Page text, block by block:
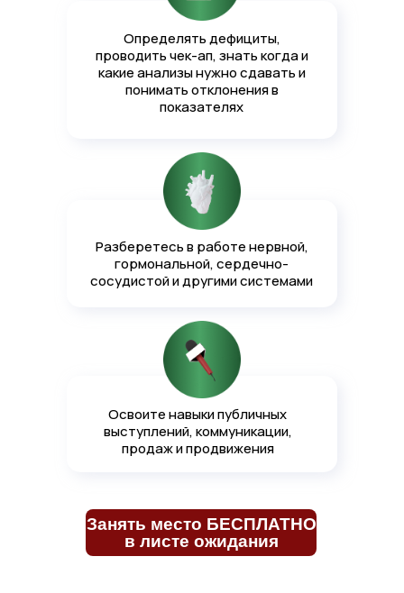
Занять место БЕСПЛАТНО
в листе ожидания
Определять дефициты,
проводить чек-ап, знать когда и
какие анализы нужно сдавать и
понимать отклонения в
показателях
Освоите навыки публичных
выступлений, коммуникации,
продаж и продвижения
Разберетесь в работе нервной,
гормональной, сердечно-
сосудистой и другими системами